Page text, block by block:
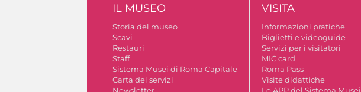
IL MUSEO
Storia del museo
Scavi
Restauri
Staff
Sistema Musei di Roma Capitale
Carta dei servizi
Newsletter
VISITA
Informazioni pratiche
Biglietti e videoguide
Servizi per i visitatori
MIC card
Roma Pass
Visite didattiche
Le APP del Sistema Musei